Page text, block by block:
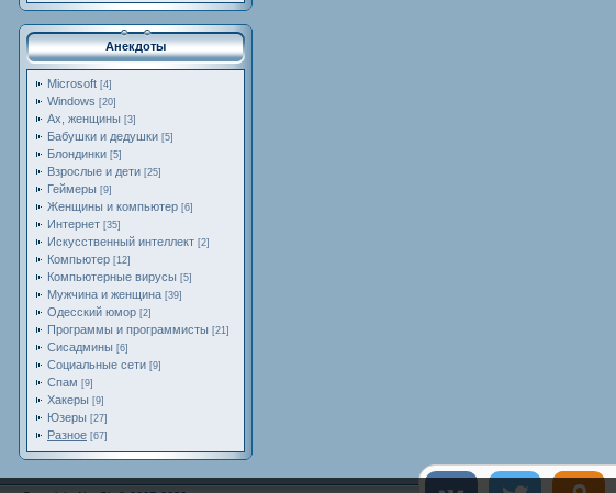
Анекдоты
Microsoft [4]
Windows [20]
Ах, женщины [3]
Бабушки и дедушки [5]
Блондинки [5]
Взрослые и дети [25]
Геймеры [9]
Женщины и компьютер [6]
Интернет [35]
Искусственный интеллект [2]
Компьютер [12]
Компьютерные вирусы [5]
Мужчина и женщина [39]
Одесский юмор [2]
Программы и программисты [21]
Сисадмины [6]
Социальные сети [9]
Спам [9]
Хакеры [9]
Юзеры [27]
Разное [67]